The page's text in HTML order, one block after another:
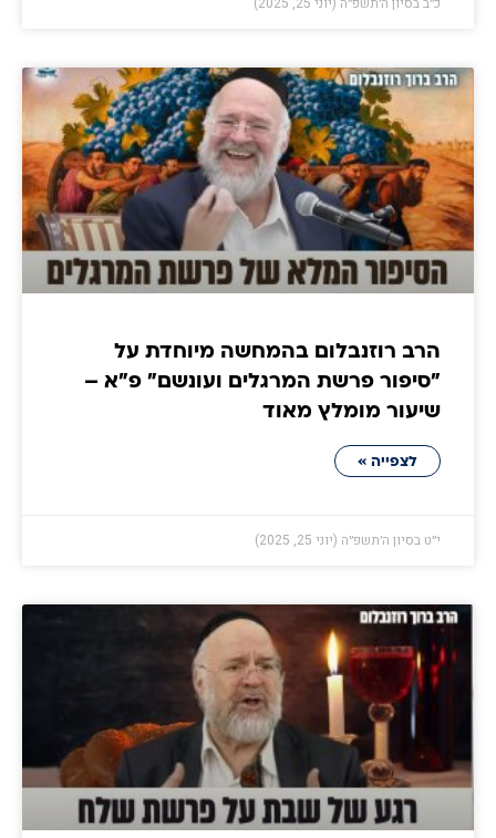
הרב רוזנבלום בהמחשה מיוחדת על
"סיפור פרשת המרגלים ועונשם" פ"א –
שיעור מומלץ מאוד
לצפייה »
י״ט בסיון ה׳תשפ״ה (יוני 25, 2025)